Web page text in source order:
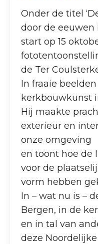
Onder de titel
door de eeuwen
start op 15
de Ter
In fraaie
kerkbouwkunst
Hij maakte
exterieur en
onze omgeving
en toont hoe de
voor de
vorm hebben
In – wat nu is –
Bergen, in de
en in tal van
deze